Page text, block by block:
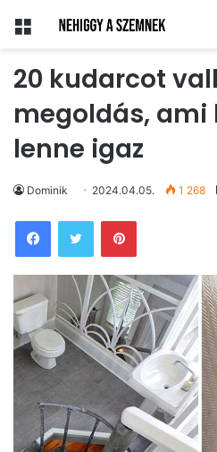
Menü
20 kudarcot
megoldás, ami
lenne igaz
Dominik 2024.04.05. 1 268
Pinterest